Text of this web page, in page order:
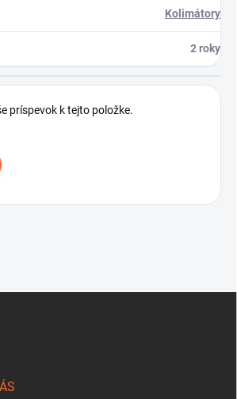
Kolimátory
2 roky
príspevok k tejto položke.